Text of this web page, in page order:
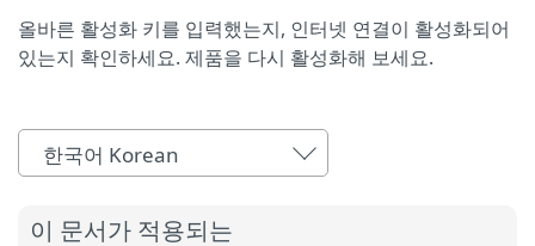
올바른 활성화 키를 입력했는지, 인터넷 연결이 활성화되어
있는지 확인하세요. 제품을 다시 활성화해 보세요.
한국어 Korean
이 문서가 적용되는